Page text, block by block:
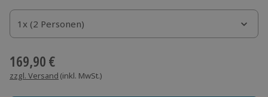
1x (2 Personen)
1x (2 Personen)
1x (2 Personen)
169,90 €
zzgl. Versand (inkl. MwSt.)